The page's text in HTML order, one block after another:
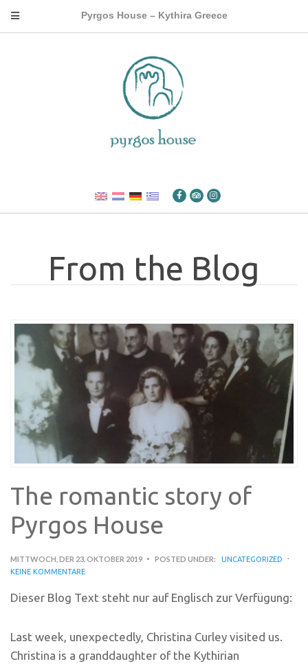
Pyrgos House – Kythira Greece
From the Blog
The romantic story of
Pyrgos House
MITTWOCH, DER 23. OKTOBER 2019 POSTED UNDER:
UNCATEGORIZED
KEINE KOMMENTARE
Dieser Blog Text steht nur auf Englisch zur Verfügung:
Last week, unexpectedly, Christina Curley visited us.
Christina is a granddaughter of the Kythirian